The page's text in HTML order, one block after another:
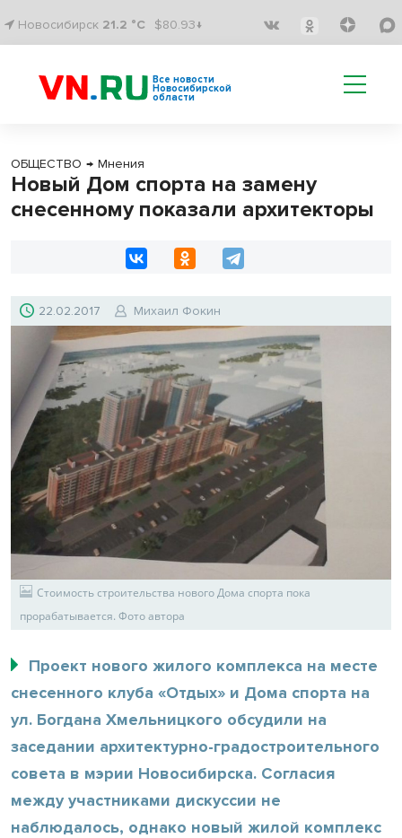
Новосибирск 21.2 °C $80.93↓
Все новости
Новосибирской
области
ОБЩЕСТВО → Мнения
Новый Дом спорта на замену
снесенному показали архитекторы
22.02.2017 Михаил Фокин
Стоимость строительства нового Дома спорта пока
прорабатывается. Фото автора
Проект нового жилого комплекса на месте
снесенного клуба «Отдых» и Дома спорта на
ул. Богдана Хмельницкого обсудили на
заседании архитектурно-градостроительного
совета в мэрии Новосибирска. Согласия
между участниками дискуссии не
наблюдалось, однако новый жилой комплекс